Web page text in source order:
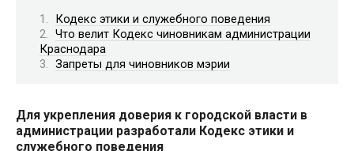
Кодекс этики и служебного поведения
Что велит Кодекс чиновникам администрации
Краснодара
Запреты для чиновников мэрии
Для укрепления доверия к городской власти в
администрации разработали Кодекс этики и
служебного поведения